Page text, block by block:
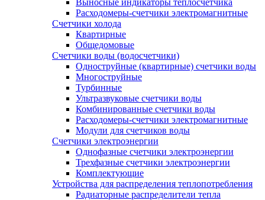
Выносные индикаторы теплосчетчика
Расходомеры-счетчики электромагнитные
Счетчики холода
Квартирные
Общедомовые
Счетчики воды (водосчетчики)
Одноструйные (квартирные) счетчики воды
Многоструйные
Турбинные
Ультразвуковые счетчики воды
Комбинированные счетчики воды
Расходомеры-счетчики электромагнитные
Модули для счетчиков воды
Счетчики электроэнергии
Однофазные счетчики электроэнергии
Трехфазные счетчики электроэнергии
Комплектующие
Устройства для распределения теплопотребления
Радиаторные распределители тепла